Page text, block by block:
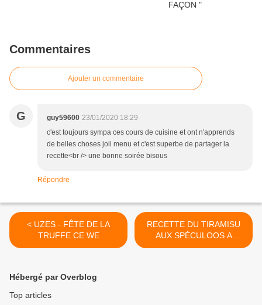
Commentaires
Ajouter un commentaire
G guy59600 23/01/2020 18:29
c'est toujours sympa ces cours de cuisine et ont n'apprends
de belles choses joli menu et c'est superbe de partager la
recette<br /> une bonne soirée bisous
Répondre
< UZES - FÊTE DE LA
TRUFFE CE WE
RECETTE DU TIRAMISU
AUX SPÉCULOOS A
L'ATELIER DES CHEFS A
Hébergé par Overblog
Top articles